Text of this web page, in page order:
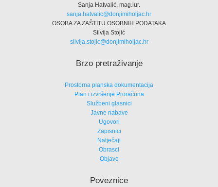
Sanja Hatvalić, mag.iur.
sanja.hatvalic@donjimiholjac.hr
OSOBA ZA ZAŠTITU OSOBNIH PODATAKA
Silvija Stojić
silvija.stojic@donjimiholjac.hr
Brzo pretraživanje
Prostorna planska dokumentacija
Plan i izvršenje Proračuna
Službeni glasnici
Javne nabave
Ugovori
Zapisnici
Natječaji
Obrasci
Objave
Poveznice